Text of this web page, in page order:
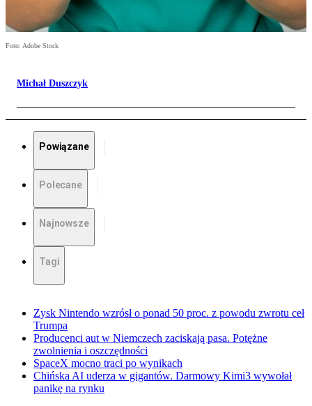
Foto: Adobe Stock
Michał Duszczyk
Powiązane
Polecane
Najnowsze
Tagi
Zysk Nintendo wzrósł o ponad 50 proc. z powodu zwrotu ceł
Trumpa
Producenci aut w Niemczech zaciskają pasa. Potężne
zwolnienia i oszczędności
SpaceX mocno traci po wynikach
Chińska AI uderza w gigantów. Darmowy Kimi3 wywołał
panikę na rynku